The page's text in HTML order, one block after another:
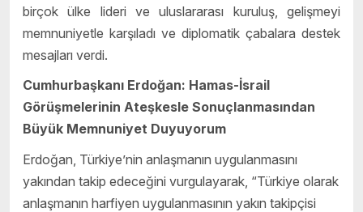
birçok ülke lideri ve uluslararası kuruluş, gelişmeyi
memnuniyetle karşıladı ve diplomatik çabalara destek
mesajları verdi.
Cumhurbaşkanı Erdoğan: Hamas-İsrail
Görüşmelerinin Ateşkesle Sonuçlanmasından
Büyük Memnuniyet Duyuyorum
Erdoğan, Türkiye’nin anlaşmanın uygulanmasını
yakından takip edeceğini vurgulayarak, “Türkiye olarak
anlaşmanın harfiyen uygulanmasının yakın takipçisi